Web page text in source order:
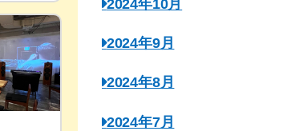
2024年10月
2024年9月
2024年8月
2024年7月